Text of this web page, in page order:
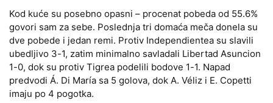
Kod kuće su posebno opasni – procenat pobeda od 55.6%
govori sam za sebe. Poslednja tri domaća meča donela su
dve pobede i jedan remi. Protiv Independientea su slavili
ubedljivo 3-1, zatim minimalno savladali Libertad Asuncion
1-0, dok su protiv Tigrea podelili bodove 1-1. Napad
predvodi Á. Di María sa 5 golova, dok A. Véliz i E. Copetti
imaju po 4 pogotka.